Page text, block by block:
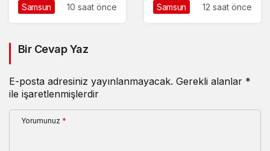
Gözaltı
Samsun 10 saat önce
Yakalandı
Samsun 12 saat önce
Bir Cevap Yaz
E-posta adresiniz yayınlanmayacak. Gerekli alanlar *
ile işaretlenmişlerdir
Yorumunuz *